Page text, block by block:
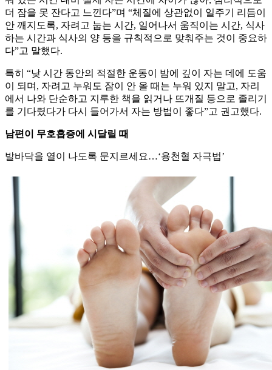
더 잠을 못 잔다고 느낀다”며 “체질에 상관없이 일주기 리듬이
안 깨지도록, 자려고 눕는 시간, 일어나서 움직이는 시간, 식사
하는 시간과 식사의 양 등을 규칙적으로 맞춰주는 것이 중요하
다”고 말했다.
특히 “낮 시간 동안의 적절한 운동이 밤에 깊이 자는 데에 도움
이 되며, 자려고 누워도 잠이 안 올 때는 누워 있지 말고, 자리
에서 나와 단순하고 지루한 책을 읽거나 뜨개질 등으로 졸리기
를 기다렸다가 다시 들어가서 자는 방법이 좋다”고 권고했다.
남편이 무호흡증에 시달릴 때
발바닥을 열이 나도록 문지르세요…‘용천혈 자극법’